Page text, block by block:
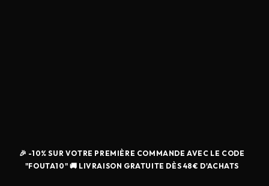
🎉 -10% SUR VOTRE PREMIÈRE COMMANDE AVEC LE CODE
"FOUTA10" 🚚 LIVRAISON GRATUITE DÈS 48€ D'ACHATS